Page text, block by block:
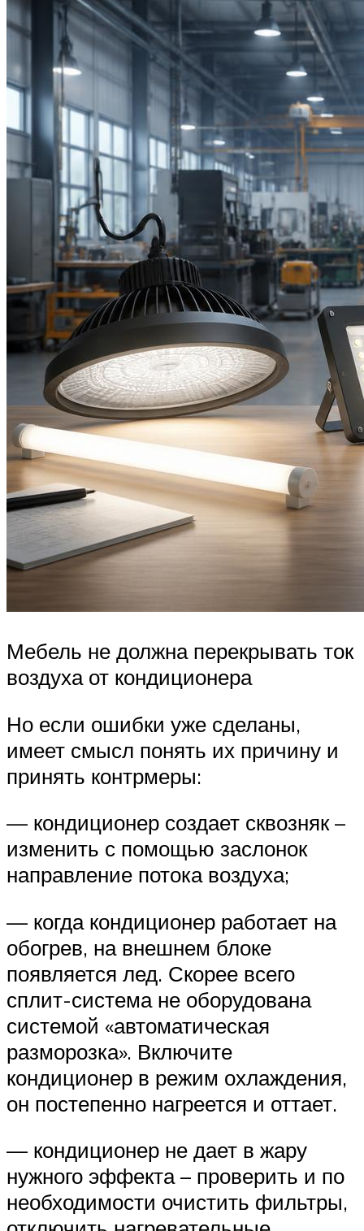
Мебель не должна перекрывать ток
воздуха от кондиционера
Но если ошибки уже сделаны,
имеет смысл понять их причину и
принять контрмеры:
— кондиционер создает сквозняк –
изменить с помощью заслонок
направление потока воздуха;
— когда кондиционер работает на
обогрев, на внешнем блоке
появляется лед. Скорее всего
сплит-система не оборудована
системой «автоматическая
разморозка». Включите
кондиционер в режим охлаждения,
он постепенно нагреется и оттает.
— кондиционер не дает в жару
нужного эффекта – проверить и по
необходимости очистить фильтры,